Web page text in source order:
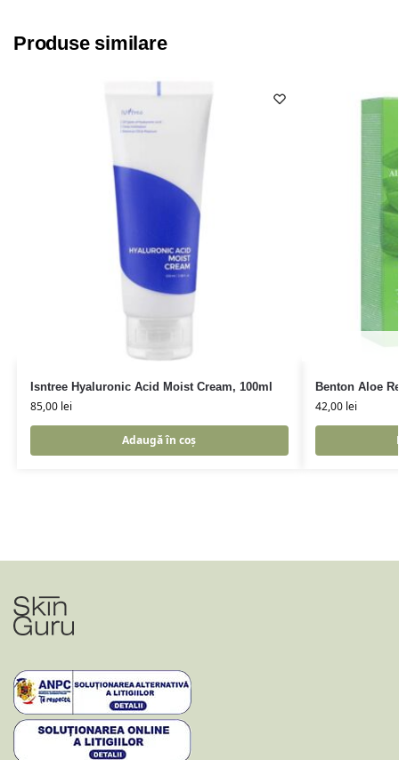
Produse similare
Isntree Hyaluronic Acid Moist Cream, 100ml
85,00 lei
Adaugă în coș
Benton Aloe
42,00 lei